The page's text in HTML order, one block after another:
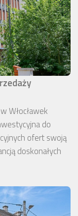
Włocławek
do
ofert swoją
doskonałych